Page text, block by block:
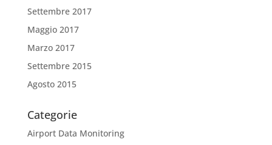
Settembre 2017
Maggio 2017
Marzo 2017
Settembre 2015
Agosto 2015
Categorie
Airport Data Monitoring